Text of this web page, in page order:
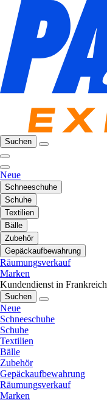
Suchen
Neue
Schneeschuhe
Schuhe
Textilien
Bälle
Zubehör
Gepäckaufbewahrung
Räumungsverkauf
Marken
Kundendienst in Frankreich
Suchen
Neue
Schneeschuhe
Schuhe
Textilien
Bälle
Zubehör
Gepäckaufbewahrung
Räumungsverkauf
Marken